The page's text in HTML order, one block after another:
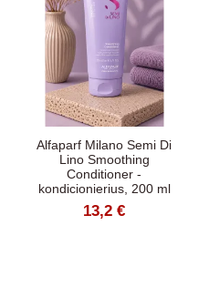
Alfaparf Milano Semi Di
Lino Smoothing
Conditioner -
kondicionierius, 200 ml
13,2 €